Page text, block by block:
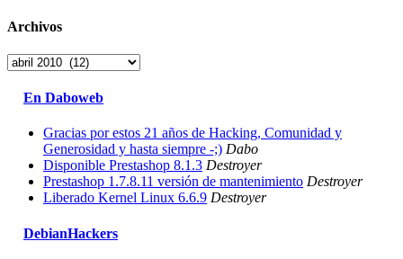
Archivos
Archivos
En Daboweb
Gracias por estos 21 años de Hacking, Comunidad y
Generosidad y hasta siempre -;) Dabo
Disponible Prestashop 8.1.3 Destroyer
Prestashop 1.7.8.11 versión de mantenimiento Destroyer
Liberado Kernel Linux 6.6.9 Destroyer
DebianHackers